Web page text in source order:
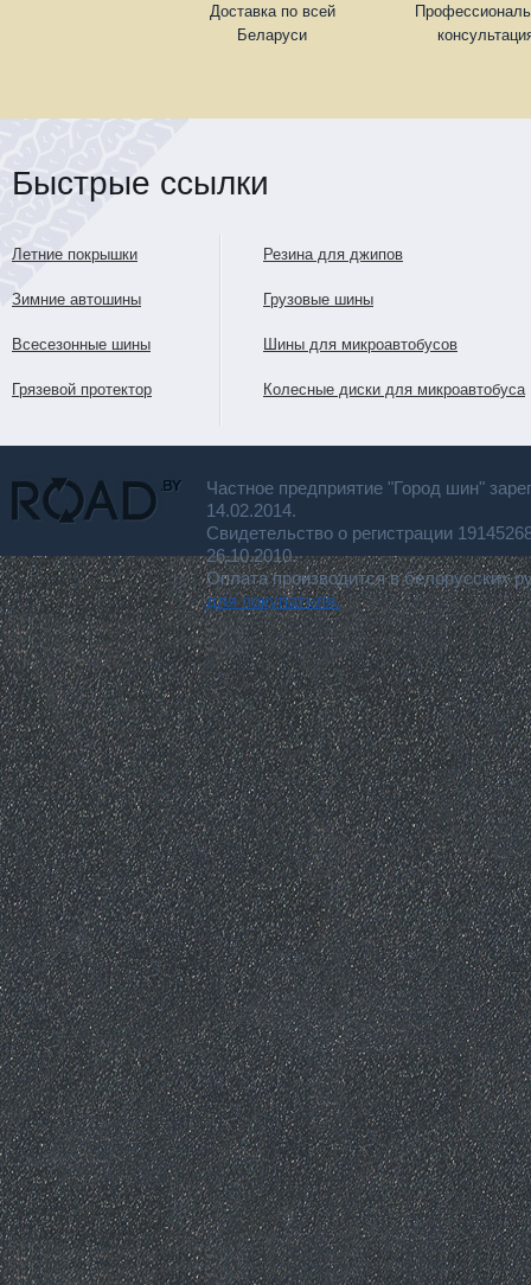
Доставка по всей
Беларуси
Быстрые ссылки
Летние покрышки
Зимние автошины
Всесезонные шины
Грязевой протектор
Резина для джипов
Грузовые шины
Шины для микроавтобусов
Колесные диски для микроавтобуса
Частное предприятие "Город шин"
14.02.2014.
Свидетельство о регистрации
26.10.2010.
Оплата производится в белорусских
для покупателя.